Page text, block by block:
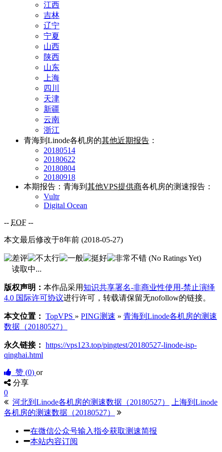
江西
吉林
辽宁
宁夏
山西
陕西
山东
上海
四川
天津
新疆
云南
浙江
青海到Linode各机房的其他近期报告 ：
20180514
20180622
20180804
20180918
本期报告：青海到 其他VPS提供商各机房的测速报告：
Vultr
Digital Ocean
-- EOF --
本文最后修改于8年前 (2018-05-27)
(No Ratings Yet)
读取中...
版权声明： 本作品采用知识共享署名-非商业性使用-禁止演绎
4.0 国际许可协议进行许可，转载请保留无nofollow的链接。
本文位置： TopVPS » PING测速 » 青海到Linode各机房的测速
数据（20180527）
永久链接： https://vps123.top/pingtest/20180527-linode-isp-
qinghai.html
赞 (0) or
分享
0
河北到Linode各机房的测速数据（20180527）
上海到Linode
各机房的测速数据（20180527）
在微信公众号输入指令获取测速简报
本站内容订阅